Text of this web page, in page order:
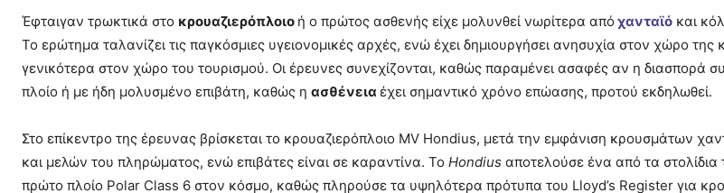
Έφταιγαν τρωκτικά στο κρουαζιερόπλοιο ή ο πρώτος ασθενής είχε μολυνθεί νωρίτερα από χανταϊό και
Το ερώτημα ταλανίζει τις παγκόσμιες υγειονομικές αρχές, ενώ έχει δημιουργήσει ανησυχία στον χώρο της
γενικότερα στον χώρο του τουρισμού. Οι έρευνες συνεχίζονται, καθώς παραμένει ασαφές αν η διασπορά
πλοίο ή με ήδη μολυσμένο επιβάτη, καθώς η ασθένεια έχει σημαντικό χρόνο επώασης, προτού εκδηλωθεί.
Στο επίκεντρο της έρευνας βρίσκεται το κρουαζιερόπλοιο MV Hondius, μετά την εμφάνιση κρουσμάτων
και μελών του πληρώματος, ενώ επιβάτες είναι σε καραντίνα. Το Hondius αποτελούσε ένα από τα στολίδια
πρώτο πλοίο Polar Class 6 στον κόσμο, καθώς πληρούσε τα υψηλότερα πρότυπα του Lloyd’s Register για